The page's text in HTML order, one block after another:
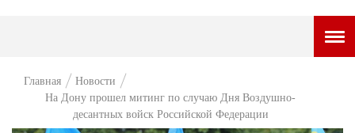
НОВОСТИ
Главная
Новости
На Дону прошел митинг по случаю Дня Воздушно-
десантных войск Российской Федерации